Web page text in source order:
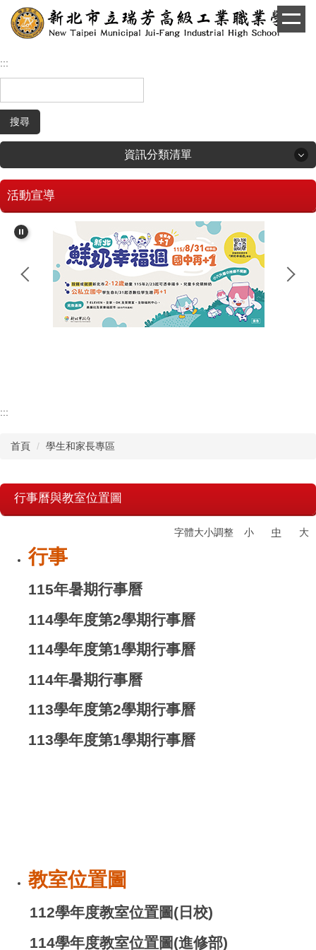
跳
到
內
:::
搜尋
資訊分類清單
回首頁
學生和家長專區
招生專區
其他單位
學校章則
請購系統
檔案下載
活動宣導
:::
首頁 學生和家長專區
行事曆與教室位置圖
字體大小調整 小 中 大
行事
115年暑期行事曆
114學年度第2學期行事曆
114學年度第1學期行事曆
114年暑期行事曆
113學年度第2學期行事曆
113學年度第1學期行事曆
教室位置圖
112學年度教室位置圖(日校)
114學年度教室位置圖(進修部)